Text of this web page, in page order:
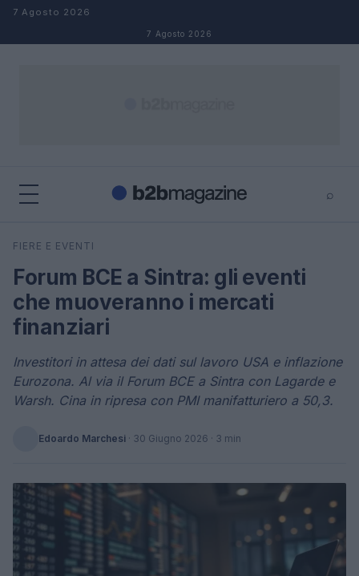
Salta al contenuto
7 Agosto 2026
7 Agosto 2026
⌕
Cerca
FIERE E EVENTI
Forum BCE a Sintra: gli eventi
che muoveranno i mercati
finanziari
Investitori in attesa dei dati sul lavoro USA e inflazione
Eurozona. Al via il Forum BCE a Sintra con Lagarde e
Warsh. Cina in ripresa con PMI manifatturiero a 50,3.
Edoardo Marchesi · 30 Giugno 2026 · 3 min